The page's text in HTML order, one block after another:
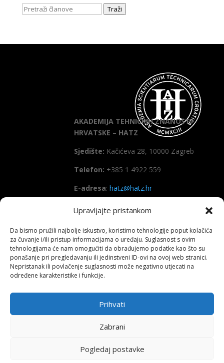
Upravljajte pristankom
Da bismo pružili najbolje iskustvo, koristimo tehnologije poput kolačića
za čuvanje i/ili pristup informacijama o uređaju. Suglasnost s ovim
tehnologijama će nam omogućiti da obrađujemo podatke kao što su
ponašanje pri pregledavanju ili jedinstveni ID-ovi na ovoj web stranici.
Nepristanak ili povlačenje suglasnosti može negativno utjecati na
određene karakteristike i funkcije.
Prihvati
Zabrani
Pogledaj postavke
Traži
AKADEMIJA TEHNIČKIH ZNANOSTI
HRVATSKE – HATZ
Sjedište: Kačićeva 28, 10000 Zagreb
Telefon: +385 1 4922 559
E-adresa: hatz@hatz.hr
OIB: 89465386965
IBAN HR7923600001101573628
(Zagrebačka banka d.d)
SWIFT: ZABAHR2X
Copyright All right reserved HATZ – 2026